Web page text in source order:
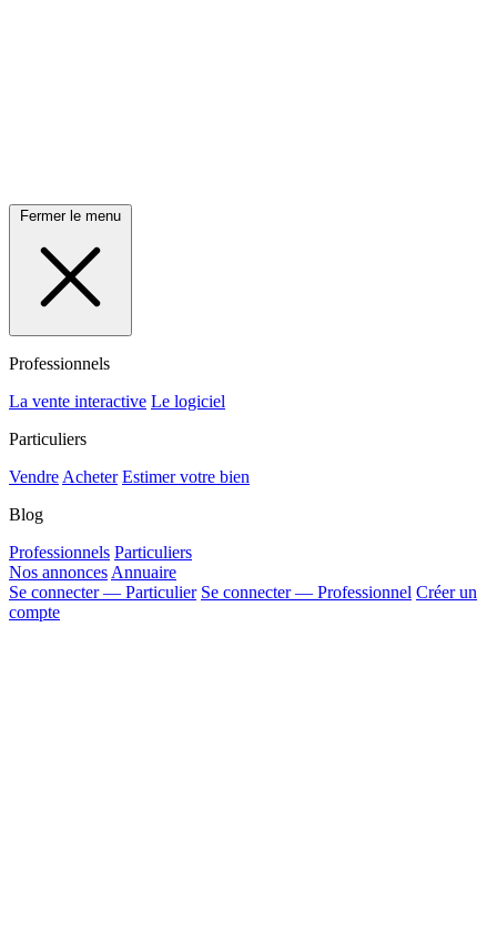
Fermer le menu
Professionnels
La vente interactive Le logiciel
Particuliers
Vendre Acheter Estimer votre bien
Blog
Professionnels Particuliers
Nos annonces Annuaire
Se connecter — Particulier Se connecter — Professionnel Créer un
compte